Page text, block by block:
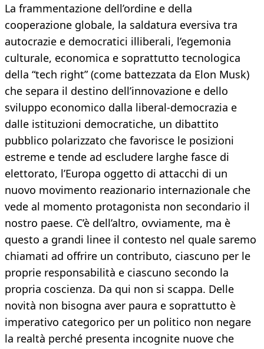
La frammentazione dell’ordine e della
cooperazione globale, la saldatura eversiva tra
autocrazie e democratici illiberali, l’egemonia
culturale, economica e soprattutto tecnologica
della “tech right” (come battezzata da Elon Musk)
che separa il destino dell’innovazione e dello
sviluppo economico dalla liberal-democrazia e
dalle istituzioni democratiche, un dibattito
pubblico polarizzato che favorisce le posizioni
estreme e tende ad escludere larghe fasce di
elettorato, l’Europa oggetto di attacchi di un
nuovo movimento reazionario internazionale che
vede al momento protagonista non secondario il
nostro paese. C’è dell’altro, ovviamente, ma è
questo a grandi linee il contesto nel quale saremo
chiamati ad offrire un contributo, ciascuno per le
proprie responsabilità e ciascuno secondo la
propria coscienza. Da qui non si scappa. Delle
novità non bisogna aver paura e soprattutto è
imperativo categorico per un politico non negare
la realtà perché presenta incognite nuove che